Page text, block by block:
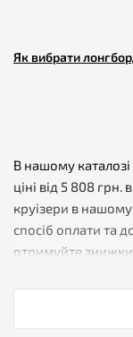
Як вибрати
В нашому
ціні від 5 808
круізери в
спосіб оплати та
отримуйте знижки.